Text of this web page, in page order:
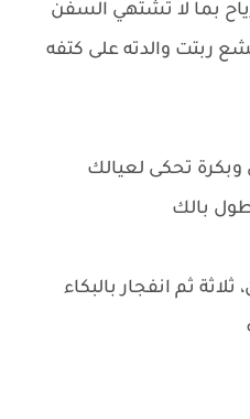
بما لا تشتهي السفن
ربتت والدته على كتفه
تحكى لعيالك
بالك
ثم انفجار بالبكاء